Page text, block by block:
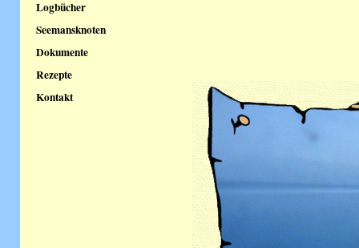
Logbücher
Seemansknoten
Dokumente
Rezepte
Kontakt